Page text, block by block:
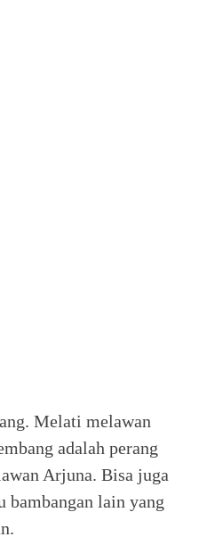
Melati melawan
adalah perang
Arjuna. Bisa juga
bambangan lain yang